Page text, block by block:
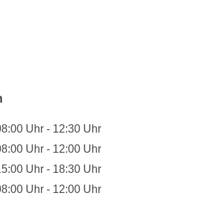
Uhr - 12:30 Uhr
Uhr - 12:00 Uhr
Uhr - 18:30 Uhr
Uhr - 12:00 Uhr